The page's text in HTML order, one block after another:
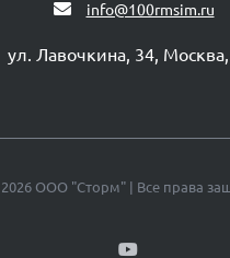
info@100rmsim.ru
ул. Лавочкина, 34,
ООО "Сторм" | Все права